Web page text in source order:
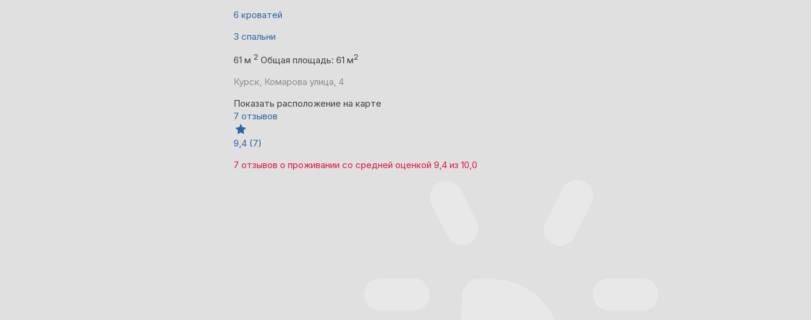
6 кроватей
3 спальни
61 м 2 Общая площадь: 61 м2
Курск, Комарова улица, 4
Показать расположение на карте
7 отзывов
9,4 (7)
7 отзывов о проживании со средней оценкой 9,4 из 10,0